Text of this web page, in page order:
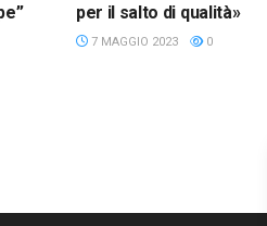
per il salto di qualità»
7 MAGGIO 2023 0